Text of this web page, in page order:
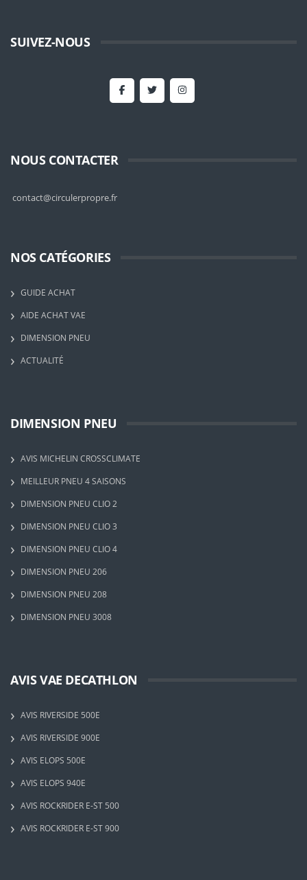
SUIVEZ-NOUS
NOUS CONTACTER
contact@circulerpropre.fr
NOS CATÉGORIES
GUIDE ACHAT
AIDE ACHAT VAE
DIMENSION PNEU
ACTUALITÉ
DIMENSION PNEU
AVIS MICHELIN CROSSCLIMATE
MEILLEUR PNEU 4 SAISONS
DIMENSION PNEU CLIO 2
DIMENSION PNEU CLIO 3
DIMENSION PNEU CLIO 4
DIMENSION PNEU 206
DIMENSION PNEU 208
DIMENSION PNEU 3008
AVIS VAE DECATHLON
AVIS RIVERSIDE 500E
AVIS RIVERSIDE 900E
AVIS ELOPS 500E
AVIS ELOPS 940E
AVIS ROCKRIDER E-ST 500
AVIS ROCKRIDER E-ST 900